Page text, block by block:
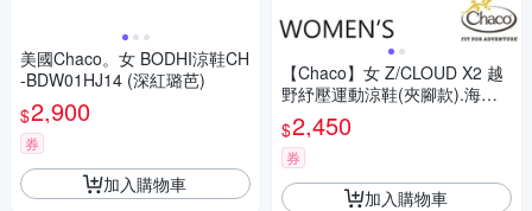
美國Chaco。女 BODHI涼鞋CH
-BDW01HJ14 (深紅璐芭)
$2,900
券
加入購物車
【Chaco】女 Z/CLOUD X2 越
野紓壓運動涼鞋(夾腳款).海灘
鞋_CH-ZLW04-HK23 莎草古卷
$2,450
券
加入購物車